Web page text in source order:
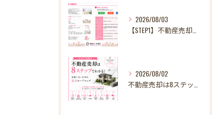
2026/08/03
2026/08/02